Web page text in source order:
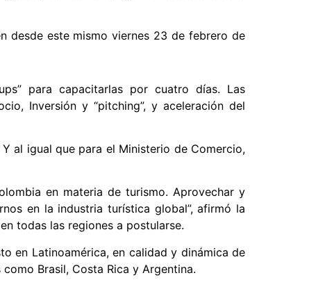
desde este mismo viernes 23 de febrero de
para capacitarlas por cuatro días. Las
Inversión y “pitching”, y aceleración del
al igual que para el Ministerio de Comercio,
en materia de turismo. Aprovechar y
en la industria turística global”, afirmó la
todas las regiones a postularse.
en Latinoamérica, en calidad y dinámica de
Brasil, Costa Rica y Argentina.